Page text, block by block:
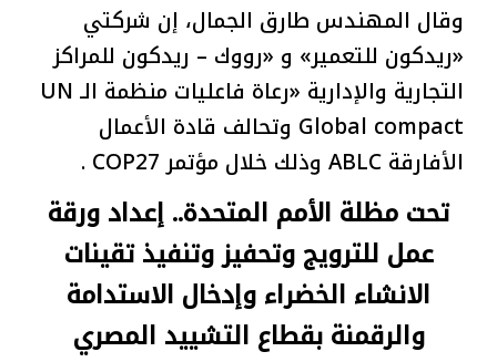
وقال المهندس طارق الجمال، إن شركتي
«ريدكون للتعمير» و «رووك – ريدكون للمراكز
التجارية والإدارية «رعاة فاعليات منظمة الـ UN
Global compact وتحالف قادة الأعمال
الأفارقة ABLC وذلك خلال مؤتمر COP27 .
تحت مظلة الأمم المتحدة.. إعداد ورقة
عمل للترويج وتحفيز وتنفيذ تقينات
الانشاء الخضراء وإدخال الاستدامة
والرقمنة بقطاع التشييد المصري